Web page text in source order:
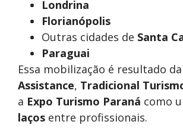
Londrina
Florianópolis
Outras cidades de Santa
Paraguai
Essa mobilização é resultado
Assistance, Tradicional
a Expo Turismo Paraná como
laços entre profissionais.